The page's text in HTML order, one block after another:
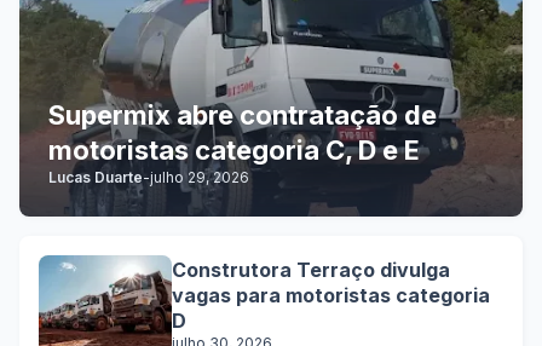
Supermix abre contratação de
motoristas categoria C, D e E
Lucas Duarte-julho 29, 2026
Construtora Terraço divulga
vagas para motoristas categoria
D